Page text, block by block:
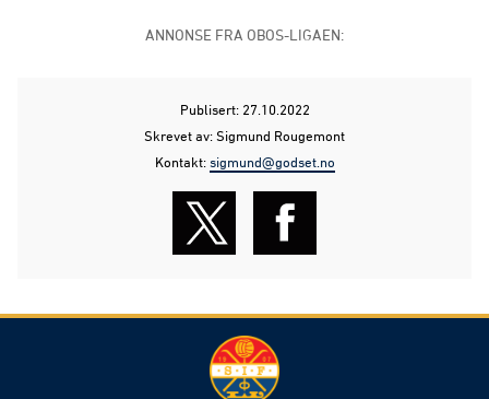
ANNONSE FRA OBOS-LIGAEN:
Publisert: 27.10.2022
Skrevet av: Sigmund Rougemont
Kontakt:sigmund@godset.no